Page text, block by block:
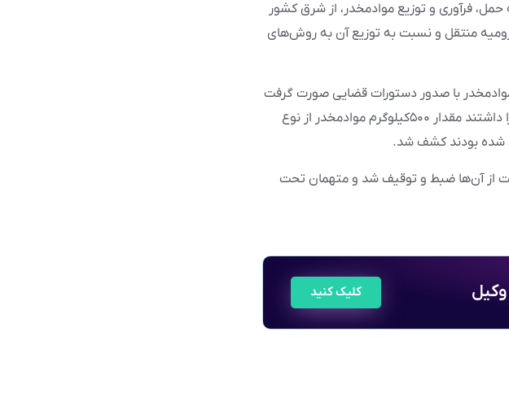
فرآوری و توزیع موادمخدر، از شرق کشور
منتقل و نسبت به توزیع آن به روش‌های
موادمخدر با صدور دستورات قضایی صورت گرفت
کارگاهی که این شبکه در آن فعالیت گسترده توزیع مواد مخدر را داشتند مقدار ۵۰۰کیلوگرم موادمخدر از نوع
شده بودند کشف شد.
خودروی گران‌قیمت از آن‌ها ضبط و توقیف شد و متهمان تحت
کلیک کنید